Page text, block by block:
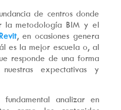
de centros donde
la metodología BIM y el
, en ocasiones genera
es la mejor escuela o, al
responde de una forma
expectativas y
analizar en